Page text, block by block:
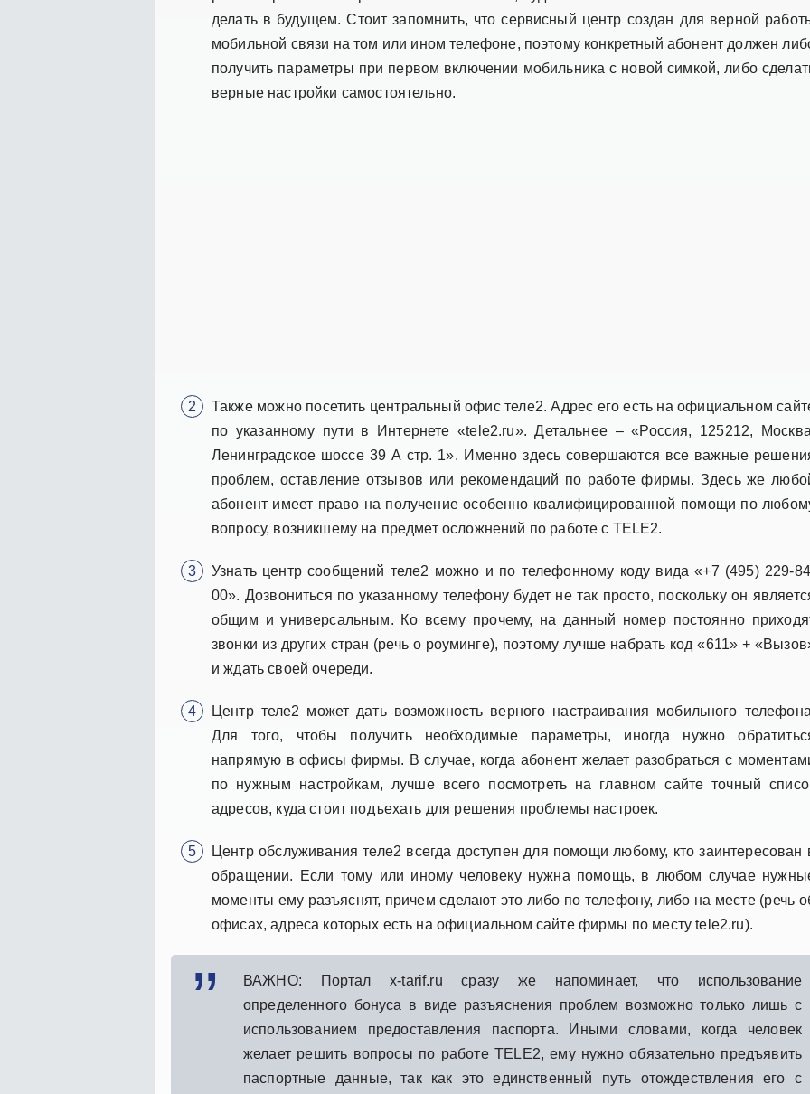
делать в будущем. Стоит запомнить, что сервисный центр создан для верной
мобильной связи на том или ином телефоне, поэтому конкретный абонент должен
получить параметры при первом включении мобильника с новой симкой, либо
верные настройки самостоятельно.
Также можно посетить центральный офис теле2. Адрес его есть на официальном
по указанному пути в Интернете «tele2.ru». Детальнее – «Россия, 125212,
Ленинградское шоссе 39 А стр. 1». Именно здесь совершаются все важные
проблем, оставление отзывов или рекомендаций по работе фирмы. Здесь же
абонент имеет право на получение особенно квалифицированной помощи по
вопросу, возникшему на предмет осложнений по работе с TELE2.
Узнать центр сообщений теле2 можно и по телефонному коду вида «+7 (495) 229-
00». Дозвониться по указанному телефону будет не так просто, поскольку он
общим и универсальным. Ко всему прочему, на данный номер постоянно
звонки из других стран (речь о роуминге), поэтому лучше набрать код «611» +
и ждать своей очереди.
Центр теле2 может дать возможность верного настраивания мобильного
Для того, чтобы получить необходимые параметры, иногда нужно
напрямую в офисы фирмы. В случае, когда абонент желает разобраться с
по нужным настройкам, лучше всего посмотреть на главном сайте точный
адресов, куда стоит подъехать для решения проблемы настроек.
Центр обслуживания теле2 всегда доступен для помощи любому, кто заинтересован
обращении. Если тому или иному человеку нужна помощь, в любом случае
моменты ему разъяснят, причем сделают это либо по телефону, либо на месте (речь
офисах, адреса которых есть на официальном сайте фирмы по месту tele2.ru).
ВАЖНО: Портал x-tarif.ru сразу же напоминает, что использование
определенного бонуса в виде разъяснения проблем возможно только лишь с
использованием предоставления паспорта. Иными словами, когда человек
желает решить вопросы по работе TELE2, ему нужно обязательно предъявить
паспортные данные, так как это единственный путь отождествления его с